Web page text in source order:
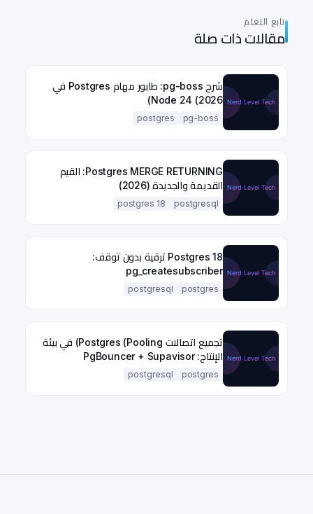
تابع التعلم
مقالات ذات صلة
شرح pg-boss: طابور مهام Postgres في
Node 24 (2026)
pg-boss
postgres
Postgres MERGE RETURNING: القيم
القديمة والجديدة (2026)
postgresql
postgres 18
Postgres 18 ترقية بدون توقف:
pg_createsubscriber
postgres
postgresql
تجميع اتصالات Postgres (Pooling) في بيئة
الإنتاج: PgBouncer + Supavisor
postgres
postgresql